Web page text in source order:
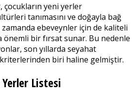
çocukların yeni yerler
tanımasını ve doğayla bağ
zamanda ebeveynler için de kaliteli
önemli bir fırsat sunar. Bu nedenle
son yıllarda seyahat
biri haline gelmiştir.
Yerler Listesi